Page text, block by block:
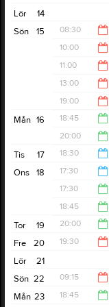
14
Lör
15
Sön 08:30
10:30
10:00
12:00
11:00
13:00
13:00
15:00
19:00
21:00
16
Mån 18:45
20:00
20:00
21:30
17
Tis 18:30
20:00
18
Ons 17:30
19:30
17:30
18:45
18:45
20:00
19
Tor 20:00
20
Fre 19:30
21:30
21
Lör
22
Sön 09:15
23
Mån 18:45